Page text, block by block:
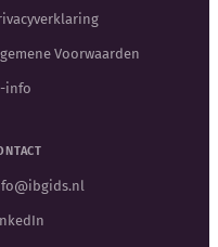
Voorwaarden
info